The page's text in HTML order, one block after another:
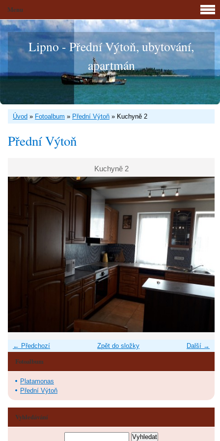
Lipno - Přední Výtoň, ubytování,
apartmán
Úvod » Fotoalbum » Přední Výtoň » Kuchyně 2
Přední Výtoň
Kuchyně 2
← Předchozí Další →
Zpět do složky
Menu
Fotoalbum
Platamonas
Přední Výtoň
Vyhledávání